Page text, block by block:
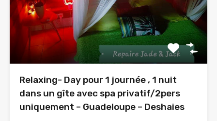
Relaxing- Day pour 1 journée , 1 nuit
dans un gîte avec spa privatif/2pers
uniquement – Guadeloupe – Deshaies